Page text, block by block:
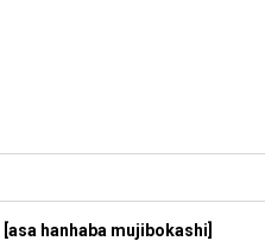
asa hanhaba mujibokashi